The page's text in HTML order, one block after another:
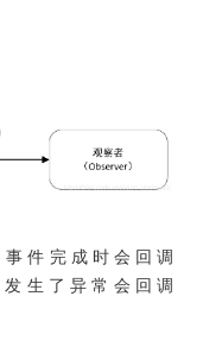
件完成时会回调
发生了异常会回调